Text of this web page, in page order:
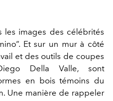
les images des célébrités
Et sur un mur à côté
et des outils de coupes
Della Valle, sont
en bois témoins du
Une manière de rappeler